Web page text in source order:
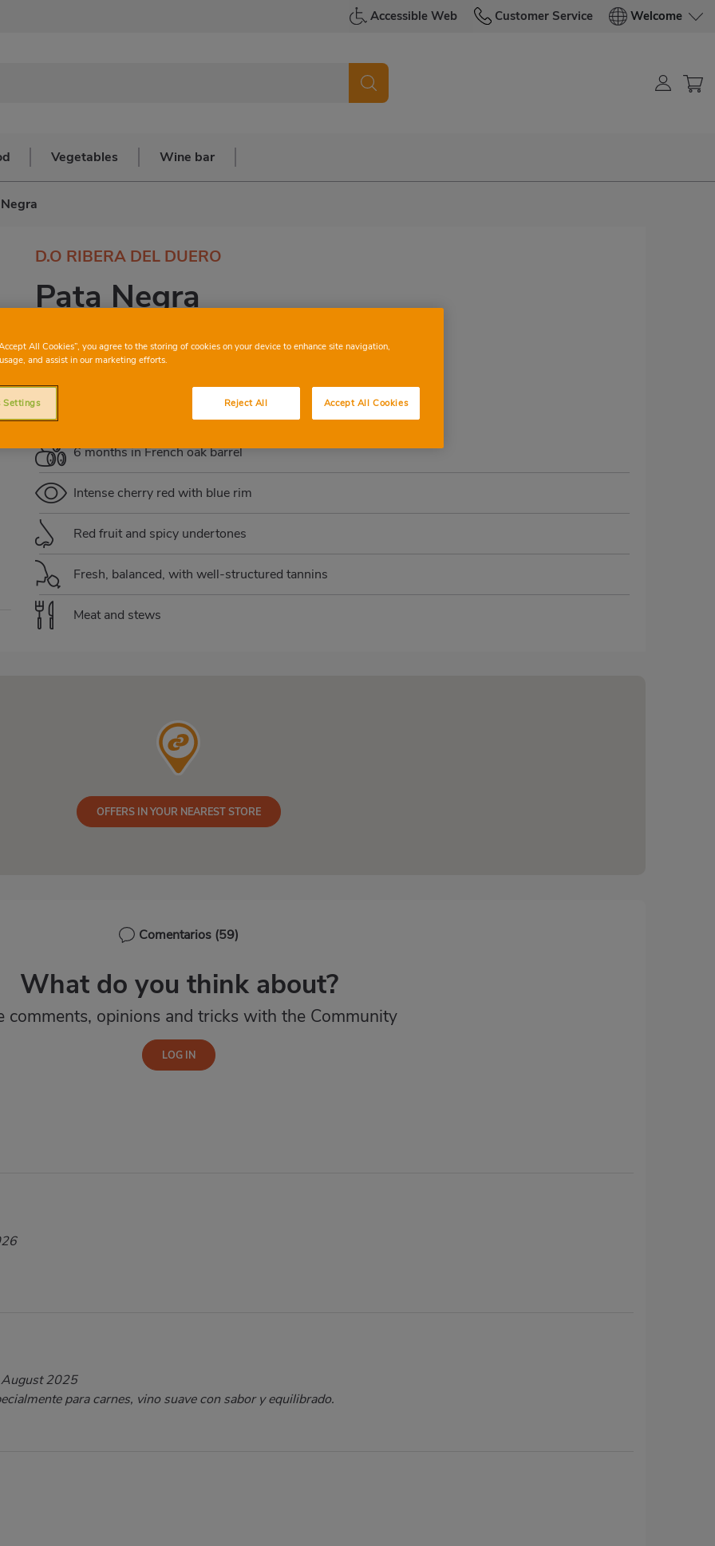
Accessible Web Customer Service Welcome
Vegetables Wine bar
D.O RIBERA DEL DUERO
Pata Negra
TEMPRANILLO CABERNET SAUVIGNON MERLOT
6 months in French oak barrel
Intense cherry red with blue rim
Red fruit and spicy undertones
Fresh, balanced, with well-structured tannins
Meat and stews
OFFERS IN YOUR NEAREST STORE
Comentarios (59)
What do you think about?
comments, opinions and tricks with the Community
2025
para carnes, vino suave con sabor y equilibrado.
All Cookies”, you agree to the storing of cookies on your device to enhance site navigation,
and assist in our marketing efforts.
Reject All Accept All Cookies
Settings